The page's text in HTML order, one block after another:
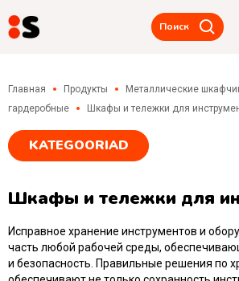
перекрытия(мезанины)
подъемные
столы и
шкафчики,
шкафчики
гардеробные
Поиск
Главная Продукты
Металлические
гардеробные
Шкафы и тележки для
KATEGOORIAD
Шкафы и тележки для
Исправное хранение инструментов и
часть любой рабочей среды,
и безопасность. Правильные решения по